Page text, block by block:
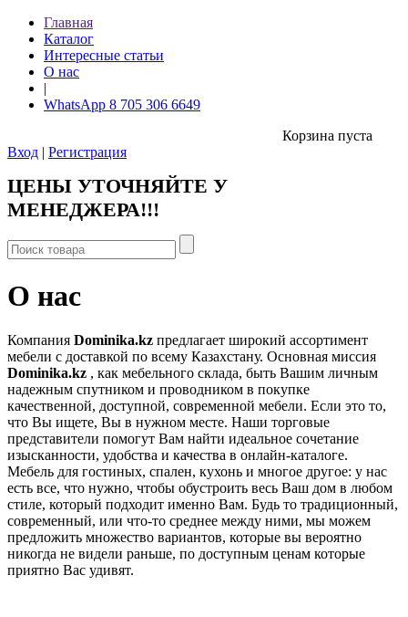
Главная
Каталог
Интересные статьи
О нас
|
WhatsApp 8 705 306 6649
Корзина пуста
Вход | Регистрация
ЦЕНЫ УТОЧНЯЙТЕ У
МЕНЕДЖЕРА!!!
О нас
Компания Dominika.kz предлагает широкий ассортимент
мебели с доставкой по всему Казахстану. Основная миссия
Dominika.kz , как мебельного склада, быть Вашим личным
надежным спутником и проводником в покупке
качественной, доступной, современной мебели. Если это то,
что Вы ищете, Вы в нужном месте. Наши торговые
представители помогут Вам найти идеальное сочетание
изысканности, удобства и качества в онлайн-каталоге.
Мебель для гостиных, спален, кухонь и многое другое: у нас
есть все, что нужно, чтобы обустроить весь Ваш дом в любом
стиле, который подходит именно Вам. Будь то традиционный,
современный, или что-то среднее между ними, мы можем
предложить множество вариантов, которые вы вероятно
никогда не видели раньше, по доступным ценам которые
приятно Вас удивят.